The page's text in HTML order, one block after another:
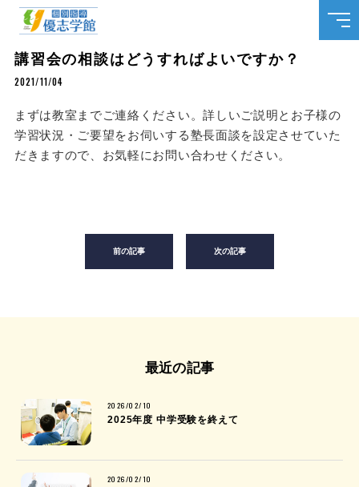
個別指導 優志学館公式サイトへようこそ！
講習会の相談はどうすればよいですか？
2021/11/04
まずは教室までご連絡ください。詳しいご説明とお子様の
学習状況・ご要望をお伺いする塾長面談を設定させていた
だきますので、お気軽にお問い合わせください。
前の記事 次の記事
最近の記事
2025年度 中学受験を終えて
2026/02/10
2026/02/10